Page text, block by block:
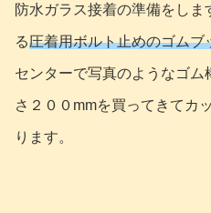
防水ガラス接着の準備をし
る圧着用ボルト止めのゴムブ
センターで写真のようなゴ
さ２００mmを買ってきてカ
ります。